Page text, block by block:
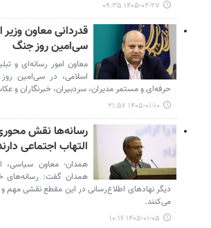
۱۴۰۵-۰۲-۲۷ ۰۹:۳۵
قدردانی معاون وزیر
سی‌امین روز جنگ
معاون امور رسانه‌ای و
اسلامی، در سی‌امین
حرفه‌ای و مستمر مدیران، سردبیران، خبرنگاران و
۱۴۰۵-۰۱-۱۰ ۲۱:۵۷
رسانه‌ها نقش
التهاب اجتماعی
همدان- معاون سیاسی،
همدان گفت: رسانه‌های
دیگر نهادهای اطلاع‌رسانی در این مقطع نقشی مهم و
می‌کنند.
۱۴۰۵-۰۱-۰۵ ۱۰:۱۶